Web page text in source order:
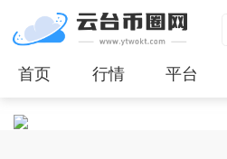
首页 行情 平台